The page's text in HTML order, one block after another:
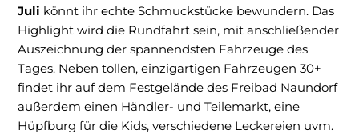
Juli könnt ihr echte Schmuckstücke bewundern. Das
Highlight wird die Rundfahrt sein, mit anschließender
Auszeichnung der spannendsten Fahrzeuge des
Tages. Neben tollen, einzigartigen Fahrzeugen 30+
findet ihr auf dem Festgelände des Freibad Naundorf
außerdem einen Händler- und Teilemarkt, eine
Hüpfburg für die Kids, verschiedene Leckereien uvm.